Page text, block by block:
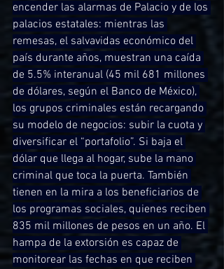
encender las alarmas de Palacio y de los
palacios estatales: mientras las
remesas, el salvavidas económico del
país durante años, muestran una caída
de 5.5% interanual (45 mil 681 millones
de dólares, según el Banco de México),
los grupos criminales están recargando
su modelo de negocios: subir la cuota y
diversificar el “portafolio”. Si baja el
dólar que llega al hogar, sube la mano
criminal que toca la puerta. También
tienen en la mira a los beneficiarios de
los programas sociales, quienes reciben
835 mil millones de pesos en un año. El
hampa de la extorsión es capaz de
monitorear las fechas en que reciben